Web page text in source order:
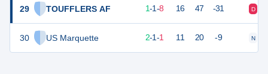
29 TOUFFLERS AF
30 US Marquette
4 1-1-8 16 47 -31 D
2-1-1 11 20 -9 N